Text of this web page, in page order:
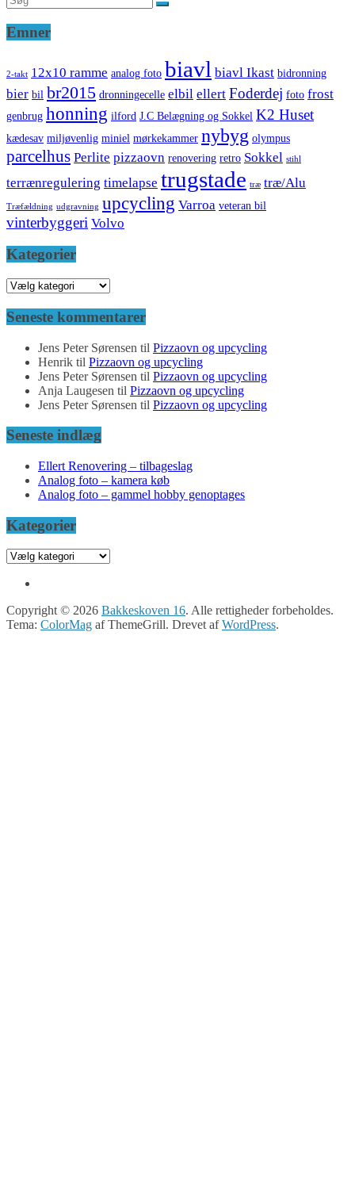
Emner
2-takt 12x10 ramme analog foto biavl biavl Ikast bidronning
bier bil br2015 dronningecelle elbil ellert Foderdej foto frost
genbrug honning ilford J.C Belægning og Sokkel K2 Huset
kædesav miljøvenlig miniel mørkekammer nybyg olympus
parcelhus Perlite pizzaovn renovering retro Sokkel stihl
terrænregulering timelapse trugstade træ træ/Alu
Træfældning udgravning upcycling Varroa veteran bil
vinterbyggeri Volvo
Kategorier
Kategorier
Seneste kommentarer
Jens Peter Sørensen til Pizzaovn og upcycling
Henrik til Pizzaovn og upcycling
Jens Peter Sørensen til Pizzaovn og upcycling
Anja Laugesen til Pizzaovn og upcycling
Jens Peter Sørensen til Pizzaovn og upcycling
Seneste indlæg
Ellert Renovering – tilbageslag
Analog foto – kamera køb
Analog foto – gammel hobby genoptages
Kategorier
Kategorier
Copyright © 2026 Bakkeskoven 16. Alle rettigheder forbeholdes.
Tema: ColorMag af ThemeGrill. Drevet afWordPress.